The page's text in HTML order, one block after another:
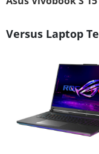
Versus Laptop